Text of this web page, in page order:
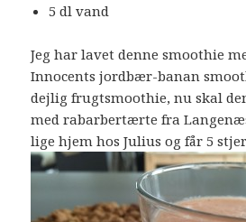
5 dl vand
Jeg har lavet denne smoothie
Innocents jordbær-banan
dejlig frugtsmoothie, nu skal
med rabarbertærte fra
lige hjem hos Julius og får 5